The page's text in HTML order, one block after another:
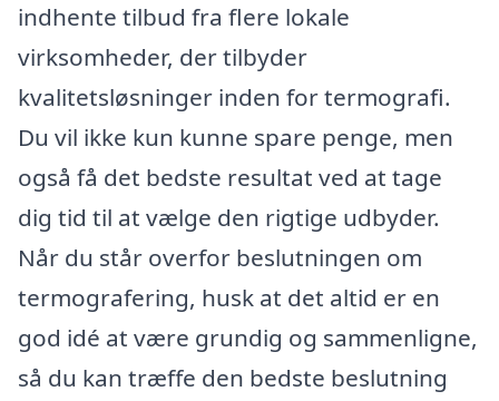
indhente tilbud fra flere lokale
virksomheder, der tilbyder
kvalitetsløsninger inden for termografi.
Du vil ikke kun kunne spare penge, men
også få det bedste resultat ved at tage
dig tid til at vælge den rigtige udbyder.
Når du står overfor beslutningen om
termografering, husk at det altid er en
god idé at være grundig og sammenligne,
så du kan træffe den bedste beslutning